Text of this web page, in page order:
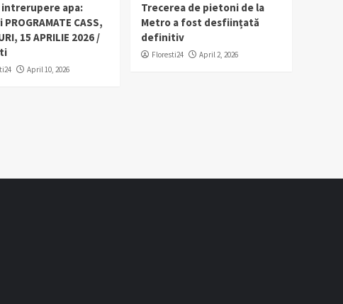
apa:
CASS,
15 APRILIE 2026 /
April 10, 2026
Trecerea de pietoni de la
Metro a fost desființată
definitiv
Floresti24 April 2, 2026